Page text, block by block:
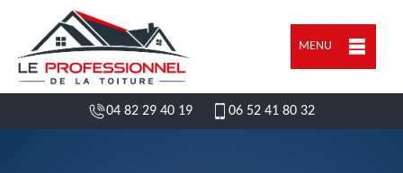
MENU
04 82 29 40 19 06 52 41 80 32